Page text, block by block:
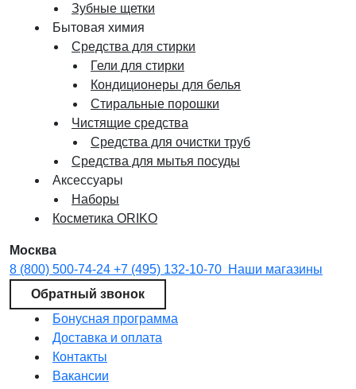
Зубные щетки
Бытовая химия
Средства для стирки
Гели для стирки
Кондиционеры для белья
Стиральные порошки
Чистящие средства
Средства для очистки труб
Средства для мытья посуды
Аксессуары
Наборы
Косметика ORIKO
Москва
8 (800) 500-74-24 +7 (495) 132-10-70 Наши магазины
Обратный звонок
Бонусная программа
Доставка и оплата
Контакты
Вакансии